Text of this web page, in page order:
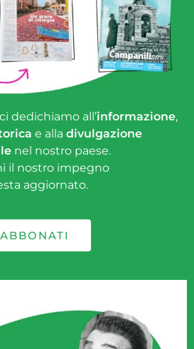
dedichiamo all’informazione,
e alla divulgazione
nel nostro paese.
il nostro impegno
aggiornato.
ABBONATI